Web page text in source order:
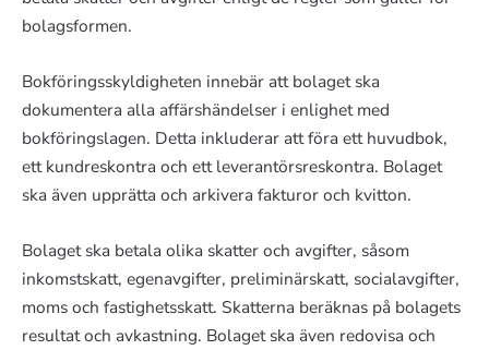
bolagsformen.
Bokföringsskyldigheten innebär att bolaget ska
dokumentera alla affärshändelser i enlighet med
bokföringslagen. Detta inkluderar att föra ett huvudbok,
ett kundreskontra och ett leverantörsreskontra. Bolaget
ska även upprätta och arkivera fakturor och kvitton.
Bolaget ska betala olika skatter och avgifter, såsom
inkomstskatt, egenavgifter, preliminärskatt, socialavgifter,
moms och fastighetsskatt. Skatterna beräknas på bolagets
resultat och avkastning. Bolaget ska även redovisa och